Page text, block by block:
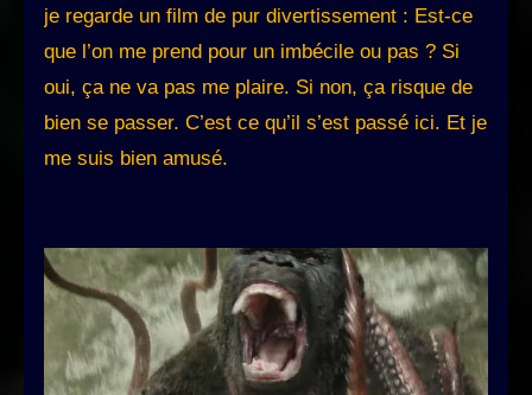
je regarde un film de pur divertissement : Est-ce
que l’on me prend pour un imbécile ou pas ? Si
oui, ça ne va pas me plaire. Si non, ça risque de
bien se passer. C’est ce qu’il s’est passé ici. Et je
me suis bien amusé.